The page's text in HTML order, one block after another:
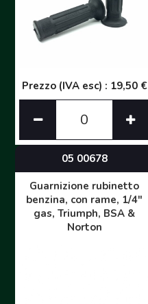
Prezzo (IVA esc) : 19,50 €
05 00678
Guarnizione rubinetto
benzina, con rame, 1/4"
gas, Triumph, BSA &
Norton